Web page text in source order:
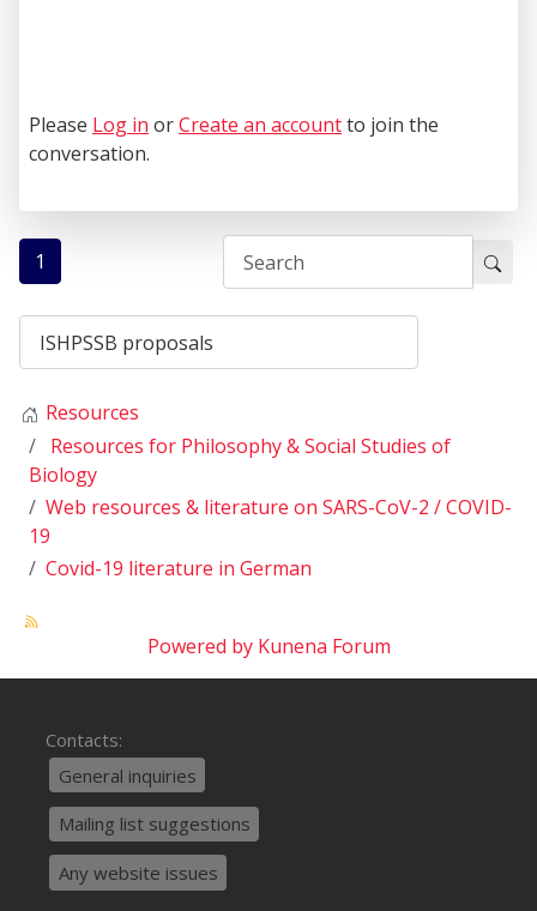
Please Log in orCreate an accountto join the
conversation.
1
Resources
Resources for Philosophy & Social Studies of
Biology
Web resources & literature on SARS-CoV-2 / COVID-
19
Covid-19 literature in German
Powered by Kunena Forum
Contacts:
General inquiries
Mailing list suggestions
Any website issues